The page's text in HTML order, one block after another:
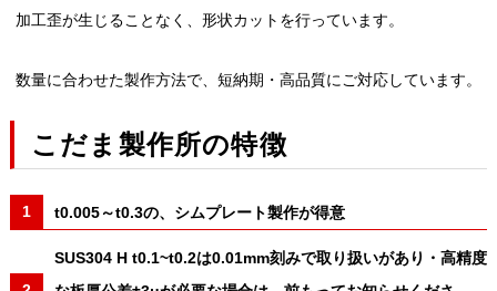
加工歪が生じることなく、形状カットを行っています。
数量に合わせた製作方法で、短納期・高品質にご対応しています。
こだま製作所の特徴
t0.005～t0.3の、シムプレート製作が得意
SUS304 H t0.1~t0.2は0.01mm刻みで取り扱いがあり・高精度